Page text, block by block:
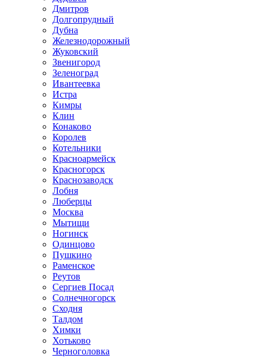
Дмитров
Долгопрудный
Дубна
Железнодорожный
Жуковский
Звенигород
Зеленоград
Ивантеевка
Истра
Кимры
Клин
Конаково
Королев
Котельники
Красноармейск
Красногорск
Краснозаводск
Лобня
Люберцы
Москва
Мытищи
Ногинск
Одинцово
Пушкино
Раменское
Реутов
Сергиев Посад
Солнечногорск
Сходня
Талдом
Химки
Хотьково
Черноголовка